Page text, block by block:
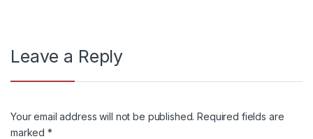
Leave a Reply
Your email address will not be published. Required fields are
marked*